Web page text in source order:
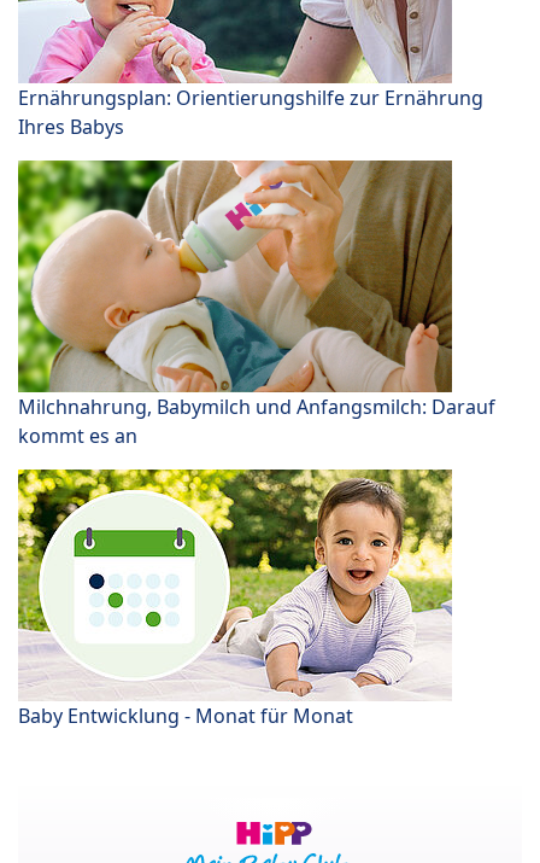
Ernährungsplan: Orientierungshilfe zur Ernährung
Ihres Babys
Milchnahrung, Babymilch und Anfangsmilch: Darauf
kommt es an
Baby Entwicklung - Monat für Monat